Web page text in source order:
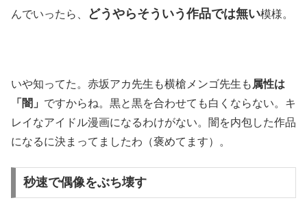
んでいったら、
どうやらそういう作品では無い模様。
いや知ってた。赤坂アカ先生も横槍メンゴ先生も 属性は
「闇」 ですからね。黒と黒を合わせても白くならない。キ
レイなアイドル漫画になるわけがない。闇を内包した作品
になるに決まってましたわ（褒めてます）。
秒速で偶像をぶち壊す